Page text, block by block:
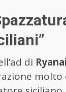
di
molto